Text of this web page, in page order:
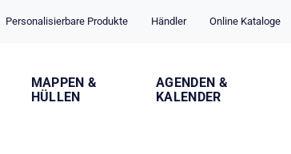
Personalisierbare Produkte Händler Online Kataloge
MAPPEN &
HÜLLEN
AGENDEN &
KALENDER